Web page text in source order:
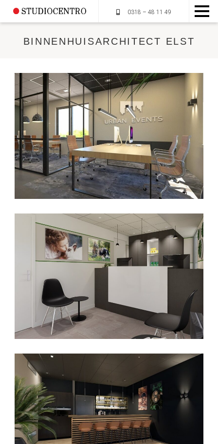
OVER STUDIOCENTRO
MUMMIEPLANTEN
DIENSTEN
PORTFOLIO
CONTACT
0318 – 48 11 49
BINNENHUISARCHITECT ELST